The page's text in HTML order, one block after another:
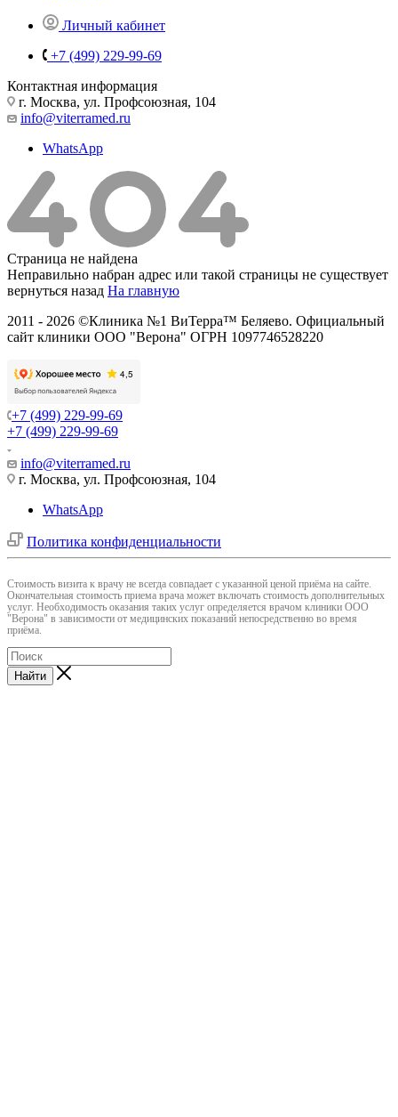
Личный кабинет
+7 (499) 229-99-69
Контактная информация
г. Москва, ул. Профсоюзная, 104
info@viterramed.ru
WhatsApp
Страница не найдена
Неправильно набран адрес или такой страницы не существует
вернуться назад На главную
2011 - 2026 ©Клиника №1 ВиТерра™ Беляево. Официальный
сайт клиники ООО "Верона" ОГРН 1097746528220
+7 (499) 229-99-69
+7 (499) 229-99-69
info@viterramed.ru
г. Москва, ул. Профсоюзная, 104
WhatsApp
Политика конфиденциальности
Cтоимость визита к врачу не всегда совпадает с указанной ценой приёма на сайте.
Окончательная стоимость приема врача может включать стоимость дополнительных
услуг. Необходимость оказания таких услуг определяется врачом клиники ООО
"Верона" в зависимости от медицинских показаний непосредственно во время
приёма.
Найти